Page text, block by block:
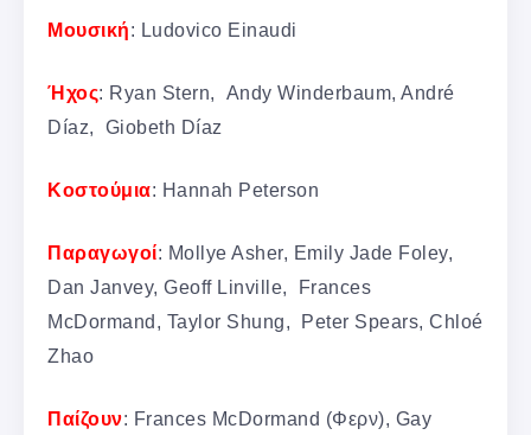
Μουσική: Ludovico Einaudi
Ήχος: Ryan Stern, Andy Winderbaum, André
Díaz, Giobeth Díaz
Κοστούμια: Hannah Peterson
Παραγωγοί: Mollye Asher, Emily Jade Foley,
Dan Janvey, Geoff Linville, Frances
McDormand, Taylor Shung, Peter Spears, Chloé
Zhao
Παίζουν: Frances McDormand (Φερν), Gay